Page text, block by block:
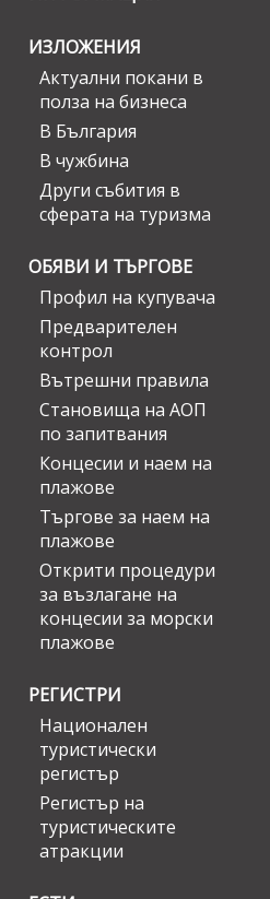
ИЗЛОЖЕНИЯ
Актуални покани в
полза на бизнеса
В България
В чужбина
Други събития в
сферата на туризма
ОБЯВИ И ТЪРГОВЕ
Профил на купувача
Предварителен
контрол
Вътрешни правила
Становища на АОП
по запитвания
Концесии и наем на
плажове
Търгове за наем на
плажове
Открити процедури
за възлагане на
концесии за морски
плажове
РЕГИСТРИ
Национален
туристически
регистър
Регистър на
туристическите
атракции